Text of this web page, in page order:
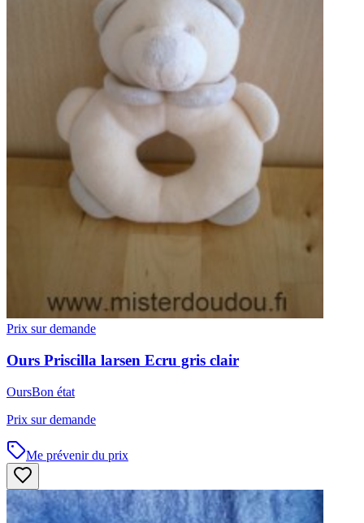
Prix sur demande
Ours Priscilla larsen Ecru gris clair
OursBon état
Prix sur demande
Me prévenir du prix